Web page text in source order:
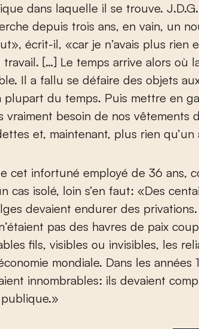
dans laquelle il se trouve.
depuis trois ans, en vain, un
écrit-il, «car je n’avais plus rien
[…] Le temps arrive alors où
Il a fallu se défaire des objets
plupart du temps. Puis mettre en
vraiment besoin de nos vêtements
et, maintenant, plus rien qu’un
cet infortuné employé de 36 ans,
cas isolé, loin s’en faut: «Des
devaient endurer des
pas des havres de paix
fils, visibles ou invisibles, les
mondiale. Dans les
innombrables: ils devaient